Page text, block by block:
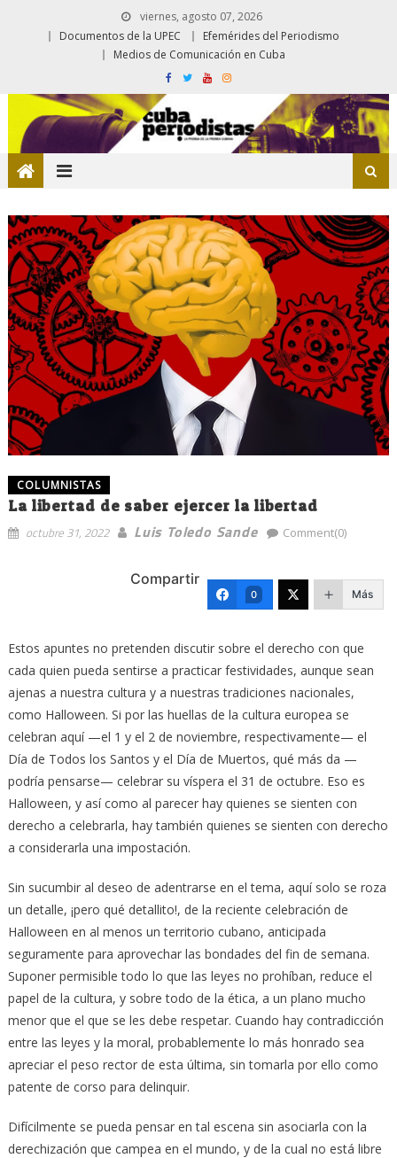
viernes, agosto 07, 2026
Documentos de la UPEC
Efemérides del Periodismo
Medios de Comunicación en Cuba
COLUMNISTAS
La libertad de saber ejercer la libertad
octubre 31, 2022 Luis Toledo Sande Comment(0)
Compartir
0 Más
Estos apuntes no pretenden discutir sobre el derecho con que
cada quien pueda sentirse a practicar festividades, aunque sean
ajenas a nuestra cultura y a nuestras tradiciones nacionales,
como Halloween. Si por las huellas de la cultura europea se
celebran aquí —el 1 y el 2 de noviembre, respectivamente— el
Día de Todos los Santos y el Día de Muertos, qué más da —
podría pensarse— celebrar su víspera el 31 de octubre. Eso es
Halloween, y así como al parecer hay quienes se sienten con
derecho a celebrarla, hay también quienes se sienten con derecho
a considerarla una impostación.
Sin sucumbir al deseo de adentrarse en el tema, aquí solo se roza
un detalle, ¡pero qué detallito!, de la reciente celebración de
Halloween en al menos un territorio cubano, anticipada
seguramente para aprovechar las bondades del fin de semana.
Suponer permisible todo lo que las leyes no prohíban, reduce el
papel de la cultura, y sobre todo de la ética, a un plano mucho
menor que el que se les debe respetar. Cuando hay contradicción
entre las leyes y la moral, probablemente lo más honrado sea
apreciar el peso rector de esta última, sin tomarla por ello como
patente de corso para delinquir.
Difícilmente se pueda pensar en tal escena sin asociarla con la
derechización que campea en el mundo, y de la cual no está libre